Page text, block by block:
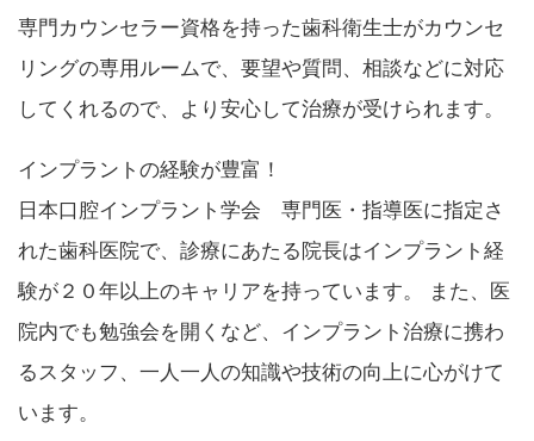
専門カウンセラー資格を持った歯科衛生士がカウンセ
リングの専用ルームで、要望や質問、相談などに対応
してくれるので、より安心して治療が受けられます。
インプラントの経験が豊富！
日本口腔インプラント学会 専門医・指導医に指定さ
れた歯科医院で、診療にあたる院長はインプラント経
験が２０年以上のキャリアを持っています。 また、医
院内でも勉強会を開くなど、インプラント治療に携わ
るスタッフ、一人一人の知識や技術の向上に心がけて
います。